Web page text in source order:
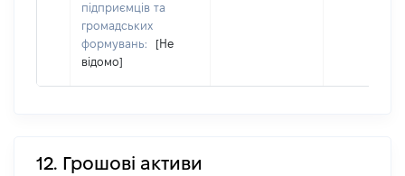
підприємців та
громадських
формувань:
[Не
відомо]
12. Грошові активи